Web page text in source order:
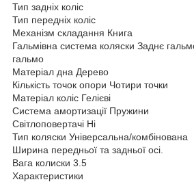
Тип задніх коліс
Тип передніх коліс
Механізм складання Книга
Гальмівна система коляски Заднє
гальмо
Матеріал дна Дерево
Кількість точок опори Чотири точки
Матеріал коліс Гелієві
Система амортизації Пружини
Світлоповертачі Ні
Тип коляски Універсальна/комбінована
Ширина передньої та задньої осі.
Вага колиски 3.5
Характеристики